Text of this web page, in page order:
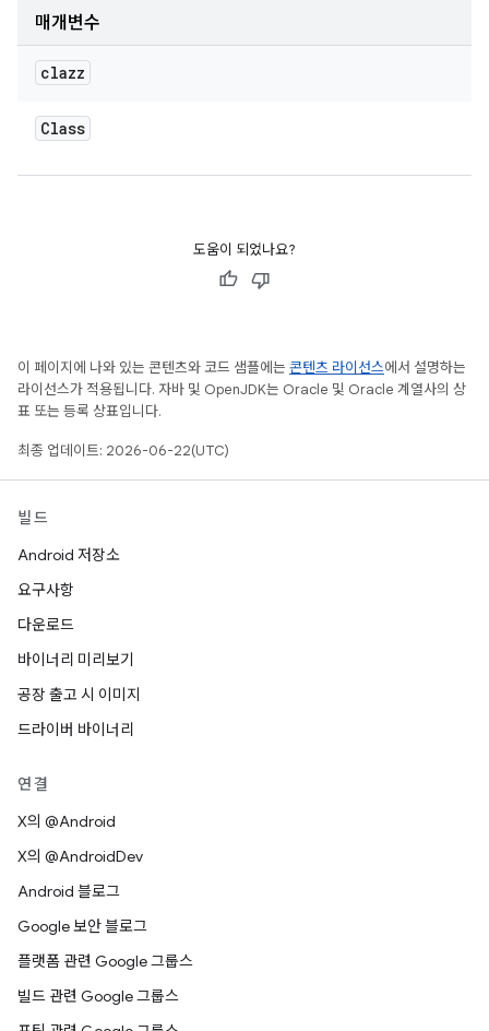
매개변수
clazz
Class
도움이 되었나요?
이 페이지에 나와 있는 콘텐츠와 코드 샘플에는 콘텐츠 라이선스에서 설명하는
라이선스가 적용됩니다. 자바 및 OpenJDK는 Oracle 및 Oracle 계열사의 상
표 또는 등록 상표입니다.
최종 업데이트: 2026-06-22(UTC)
빌드
Android 저장소
요구사항
다운로드
바이너리 미리보기
공장 출고 시 이미지
드라이버 바이너리
연결
X의 @Android
X의 @AndroidDev
Android 블로그
Google 보안 블로그
플랫폼 관련 Google 그룹스
빌드 관련 Google 그룹스